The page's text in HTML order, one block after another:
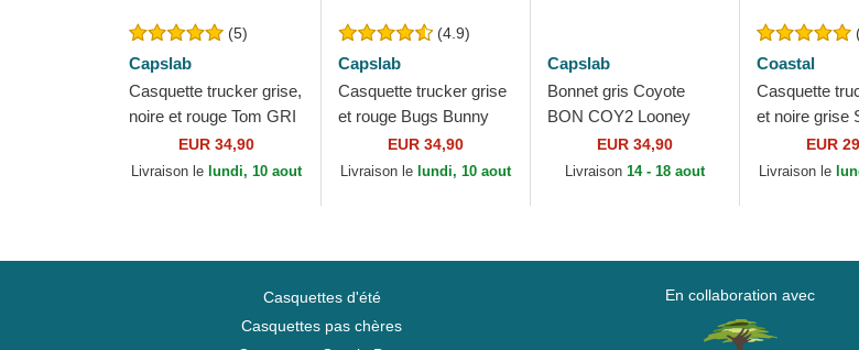
(5)
Capslab
Casquette trucker grise,
noire et rouge Tom GRI
Looney Tunes Capslab
EUR 34,90
Livraison le lundi, 10 aout
(4.9)
Capslab
Casquette trucker grise
et rouge Bugs Bunny
RIN1 Looney Tunes
Capslab
EUR 34,90
Livraison le lundi, 10 aout
Capslab
Bonnet gris Coyote
BON COY2 Looney
Tunes Capslab
EUR 34,90
Livraison 14 - 18 aout
Coastal
Casquette
et noire grise
HFT Coastal
EUR
Livraison le
Casquettes d'été
Casquettes pas chères
En collaboration avec